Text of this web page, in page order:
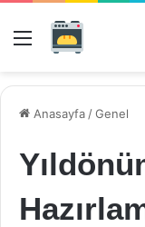
Menü
Anasayfa /Genel